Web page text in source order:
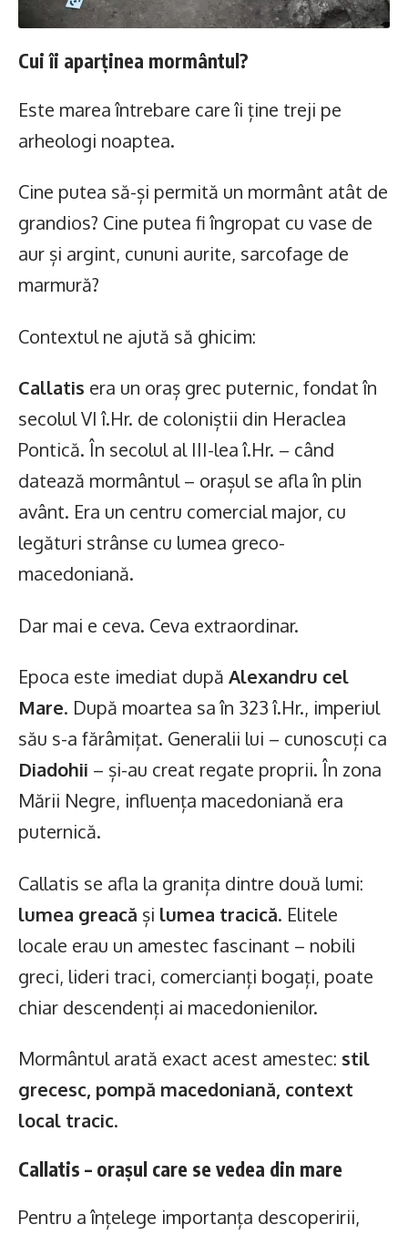
Cui îi aparținea mormântul?
Este marea întrebare care îi ține treji pe
arheologi noaptea.
Cine putea să-și permită un mormânt atât de
grandios? Cine putea fi îngropat cu vase de
aur și argint, cununi aurite, sarcofage de
marmură?
Contextul ne ajută să ghicim:
Callatis era un oraș grec puternic, fondat în
secolul VI î.Hr. de coloniștii din Heraclea
Pontică. În secolul al III-lea î.Hr. – când
datează mormântul – orașul se afla în plin
avânt. Era un centru comercial major, cu
legături strânse cu lumea greco-
macedoniană.
Dar mai e ceva. Ceva extraordinar.
Epoca este imediat după Alexandru cel
Mare. După moartea sa în 323 î.Hr., imperiul
său s-a fărâmițat. Generalii lui – cunoscuți ca
Diadohii – și-au creat regate proprii. În zona
Mării Negre, influența macedoniană era
puternică.
Callatis se afla la granița dintre două lumi:
lumea greacă și lumea tracică. Elitele
locale erau un amestec fascinant – nobili
greci, lideri traci, comercianți bogați, poate
chiar descendenți ai macedonienilor.
Mormântul arată exact acest amestec: stil
grecesc, pompă macedoniană, context
local tracic.
Callatis – orașul care se vedea din mare
Pentru a înțelege importanța descoperirii,